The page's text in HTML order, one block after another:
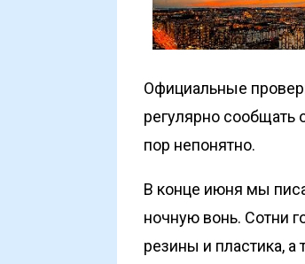
Официальные
регулярно сообщать
пор непонятно.
В конце июня мы
ночную вонь. Сотни
резины и пластика, а